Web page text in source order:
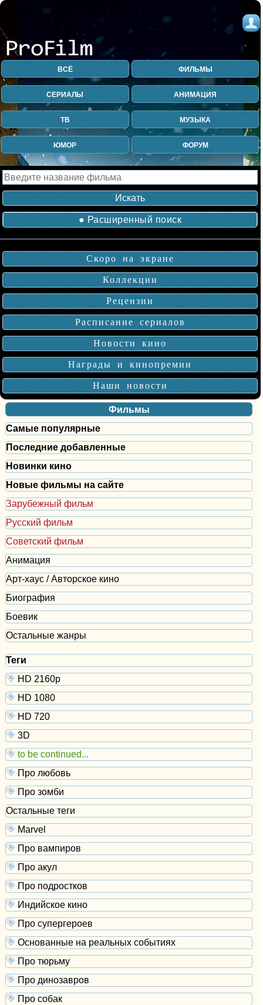
ВСЁ ФИЛЬМЫ
СЕРИАЛЫ АНИМАЦИЯ
ТВ МУЗЫКА
ЮМОР ФОРУМ
● Расширенный поиск
Скоро на экране
Коллекции
Рецензии
Расписание сериалов
Новости кино
Награды и кинопремии
Наши новости
Фильмы
Самые популярные
Последние добавленные
Новинки кино
Новые фильмы на сайте
Зарубежный фильм
Русский фильм
Советский фильм
Анимация
Арт-хаус / Авторское кино
Биография
Боевик
Остальные жанры
Теги
HD 2160р
HD 1080
HD 720
3D
to be continued...
Про любовь
Про зомби
Остальные теги
Marvel
Про вампиров
Про акул
Про подростков
Индийское кино
Про супергероев
Основанные на реальных событиях
Про тюрьму
Про динозавров
Про собак